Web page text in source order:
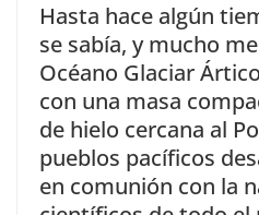
Hasta hace algún
se sabía, y mucho
Océano Glaciar
con una masa
de hielo cercana al
pueblos pacíficos
en comunión con la